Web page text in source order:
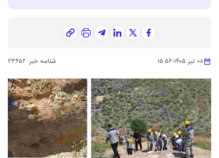
۰۸ تیر ۱۴۰۵ -۱۵:۵۶ شناسه خبر: ۲۳۶۵۲